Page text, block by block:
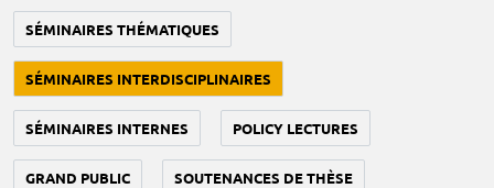
SÉMINAIRES THÉMATIQUES
SÉMINAIRES INTERDISCIPLINAIRES
SÉMINAIRES INTERNES POLICY LECTURES
GRAND PUBLIC SOUTENANCES DE THÈSE